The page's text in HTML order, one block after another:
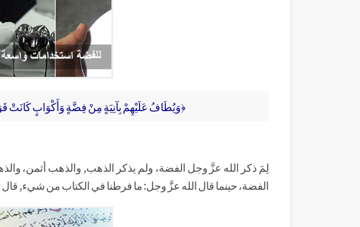
﴿وَيُطَافُ عَلَيْهِمْ بِآنِيَةٍ مِنْ فِضَّةٍ وَأَكْوَابٍ كَانَتْ
لِمَ ذكر الله عزَّ وجل الفضة، ولم يذكر الذهب, والذهب أثمن،
الفضة، حينما قال الله عزَّ وجل: ما فرطنا في الكتاب من شيء, قال